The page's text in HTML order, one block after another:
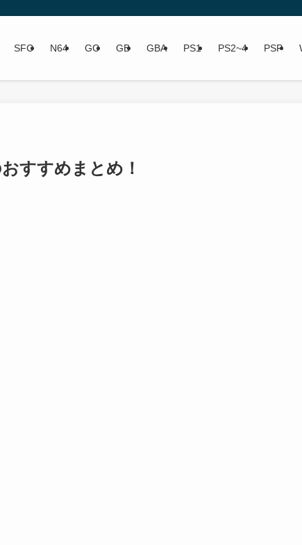
SFC N64 GC GB GBA PS1 PS2~4 PSP
すすめまとめ！